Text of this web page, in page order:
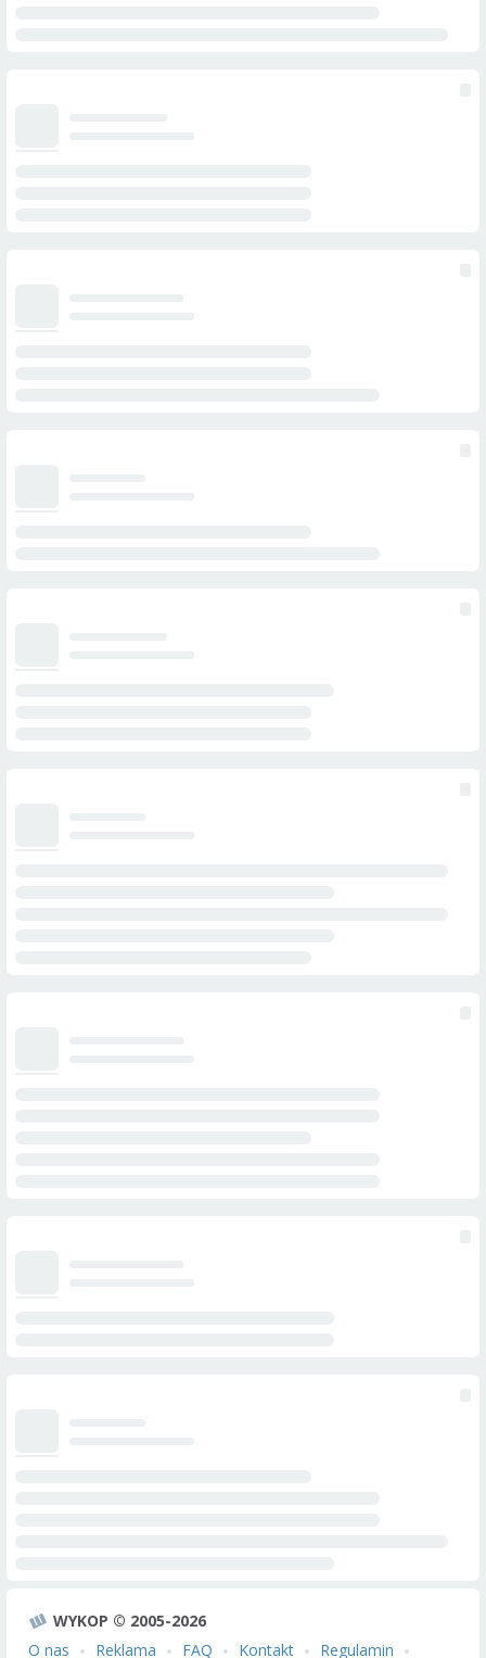
WYKOP © 2005-2026
O nas
Reklama FAQ Kontakt Regulamin